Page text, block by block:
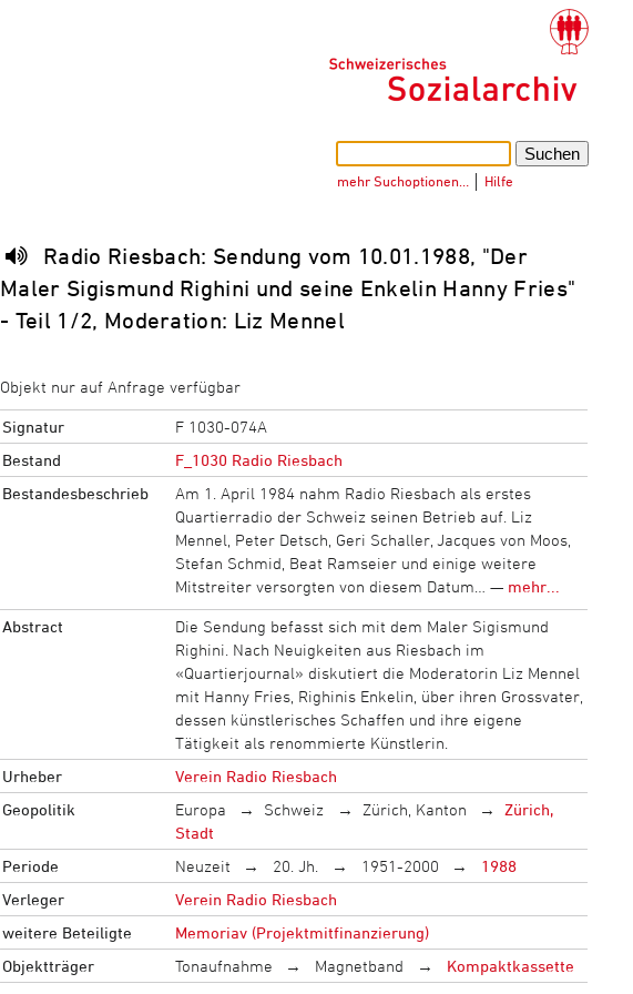
mehr Suchoptionen… Hilfe
Radio Riesbach: Sendung vom 10.01.1988, "Der
Maler Sigismund Righini und seine Enkelin Hanny Fries"
- Teil 1/2, Moderation: Liz Mennel
Objekt nur auf Anfrage verfügbar
Signatur
F 1030-074A
Bestand
F_1030 Radio Riesbach
Bestandesbeschrieb
Am 1. April 1984 nahm Radio Riesbach als erstes
Quartierradio der Schweiz seinen Betrieb auf. Liz
Mennel, Peter Detsch, Geri Schaller, Jacques von Moos,
Stefan Schmid, Beat Ramseier und einige weitere
Mitstreiter versorgten von diesem Datum… — mehr...
Abstract
Die Sendung befasst sich mit dem Maler Sigismund
Righini. Nach Neuigkeiten aus Riesbach im
«Quartierjournal» diskutiert die Moderatorin Liz Mennel
mit Hanny Fries, Righinis Enkelin, über ihren Grossvater,
dessen künstlerisches Schaffen und ihre eigene
Tätigkeit als renommierte Künstlerin.
Urheber
Verein Radio Riesbach
Geopolitik
Europa Schweiz Zürich, Kanton
Zürich,
Stadt
Periode
Neuzeit 20. Jh. 1951-2000
1988
Verleger
Verein Radio Riesbach
weitere Beteiligte
Memoriav (Projektmitfinanzierung)
Objektträger
Tonaufnahme Magnetband
Kompaktkassette